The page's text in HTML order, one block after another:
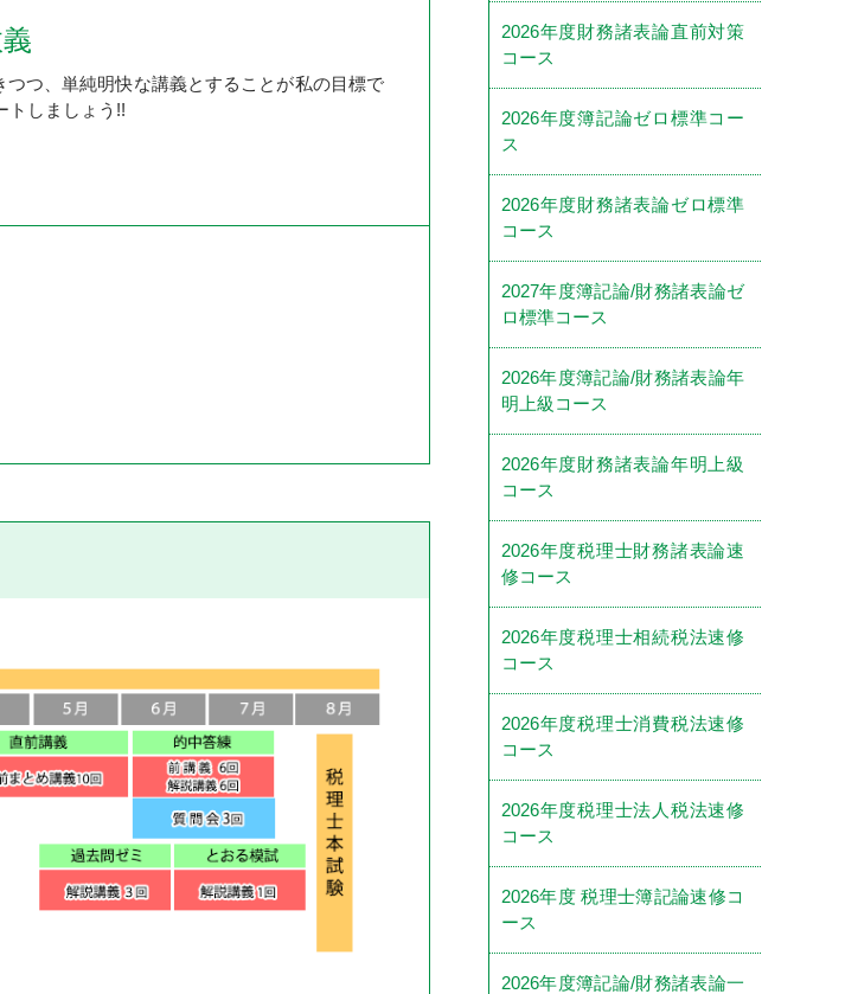
つ、単純明快な講義とすることが私の目標で
トしましょう!!
2026年度財務諸表論直前対策
コース
2026年度簿記論ゼロ標準コー
ス
2026年度財務諸表論ゼロ標準
コース
2027年度簿記論/財務諸表論ゼ
ロ標準コース
2026年度簿記論/財務諸表論年
明上級コース
2026年度財務諸表論年明上級
コース
2026年度税理士財務諸表論速
修コース
2026年度税理士相続税法速修
コース
2026年度税理士消費税法速修
コース
2026年度税理士法人税法速修
コース
2026年度 税理士簿記論速修コ
ース
2026年度簿記論/財務諸表論一